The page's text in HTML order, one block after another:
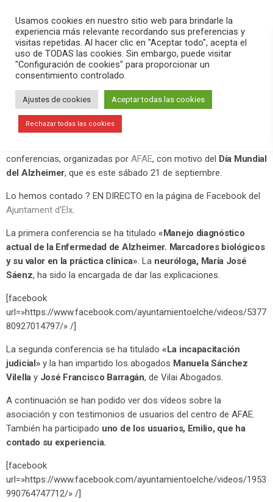
search menu pause PLAY
septiembre 19, 2019
Conferencias sobre la enfermedad y
sobre incapacitación judicial con
motivo del Día Mundial de Alzheimer
conferencias, organizadas por AFAE, con motivo del Día Mundial
del Alzheimer, que es este sábado 21 de septiembre.
Lo hemos contado ? EN DIRECTO en la página de Facebook del
Ajuntament d’Elx
La primera conferencia se ha titulado «Manejo diagnóstico
actual de la Enfermedad de Alzheimer. Marcadores biológicos
y su valor en la práctica clínica» . La neuróloga, María José
Sáenz, ha sido la encargada de dar las explicaciones.
[facebook
url=»https://www.facebook.com/ayuntamientoelche/videos/5377
80927014797/» /]
La segunda conferencia se ha titulado «La incapacitación
judicial» y la han impartido los abogados Manuela Sánchez
Vilella y José Francisco Barragán, de Vilai Abogados.
A continuación se han podido ver dos vídeos sobre la
asociación y con testimonios de usuarios del centro de AFAE.
También ha participado uno de los usuarios, Emilio, que ha
contado su experiencia.
[facebook
url=»https://www.facebook.com/ayuntamientoelche/videos/1953
990764747712/» /]
Usamos cookies en nuestro sitio web para brindarle la
experiencia más relevante recordando sus preferencias y
visitas repetidas. Al hacer clic en "Aceptar todo", acepta el
uso de TODAS las cookies. Sin embargo, puede visitar
"Configuración de cookies" para proporcionar un
consentimiento controlado.
Ajustes de cookies Aceptar todas las cookies
Rechazar todas las cookies